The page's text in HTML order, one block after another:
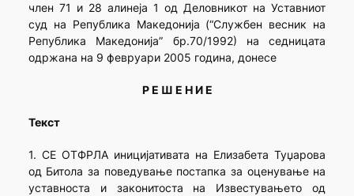
член 71 и 28 алинеја 1 од Деловникот на Уставниот
суд на Република Македонија (“Службен весник на
Република Македонија” бр.70/1992) на седницата
одржана на 9 февруари 2005 година, донесе
Р Е Ш Е Н И Е
Текст
1. СЕ ОТФРЛА иницијативата на Елизабета Туџарова
од Битола за поведување постапка за оценување на
уставноста и законитоста на Известувањето од